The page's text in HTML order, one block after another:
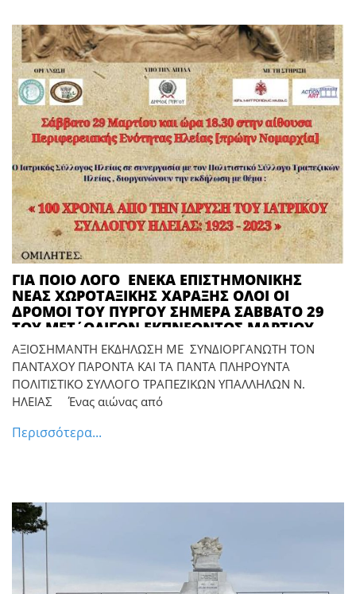
ΓΙΑ ΠΟΙΟ ΛΟΓΟ ΕΝΕΚΑ ΕΠΙΣΤΗΜΟΝΙΚΗΣ
ΝΕΑΣ ΧΩΡΟΤΑΞΙΚΗΣ ΧΑΡΑΞΗΣ ΟΛΟΙ ΟΙ
ΔΡΟΜΟΙ ΤΟΥ ΠΥΡΓΟΥ ΣΗΜΕΡΑ ΣΑΒΒΑΤΟ 29
ΤΟΥ ΜΕΤ΄ΟΛΙΓΟΝ ΕΚΠΝΕΟΝΤΟΣ ΜΑΡΤΙΟΥ
2025 ΟΔΗΓΟΥΝ ΠΡΟΣ ΜΙΑ ΜΟΝΟ
ΚΑΤΕΥΘΥΝΣΗ? ΔΗΛΑΔΗ ΣΤΟ ΣΥΝΕΔΡΙΑΚΟ
ΚΕΝΤΡΟ ΤΗΣ Π.Ε. ΗΛΕΙΑΣ (ΔΙΟΙΚΗΤΗΡΙΟ)? ΜΗ
ΧΑΣΕΤΕ ΤΗΝ ΕΠΙΣΤΗΜΟΝΙΚΗ ΕΚΔΗΛΩΣΗ ΓΙΑ
ΤΟΝ ΕΝΑΝ ΑΙΩΝΑ ΑΠΟ ΤΗΝ ΙΔΡΥΣΗ ΤΟΥ
ΙΑΤΡΙΚΟΥ ΣΥΛΛΟΓΟΥ ΗΛΕΙΑΣ
ΑΞΙΟΣΗΜΑΝΤΗ ΕΚΔΗΛΩΣΗ ΜΕ ΣΥΝΔΙΟΡΓΑΝΩΤΗ ΤΟΝ
ΠΑΝΤΑΧΟΥ ΠΑΡΟΝΤΑ ΚΑΙ ΤΑ ΠΑΝΤΑ ΠΛΗΡΟΥΝΤΑ
ΠΟΛΙΤΙΣΤΙΚΟ ΣΥΛΛΟΓΟ ΤΡΑΠΕΖΙΚΩΝ ΥΠΑΛΛΗΛΩΝ Ν.
ΗΛΕΙΑΣ Ένας αιώνας από
Περισσότερα...